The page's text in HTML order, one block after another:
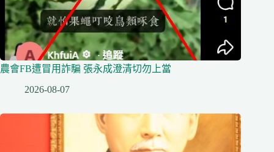
農會FB遭冒用詐騙 張永成澄清切勿上當
2026-08-07